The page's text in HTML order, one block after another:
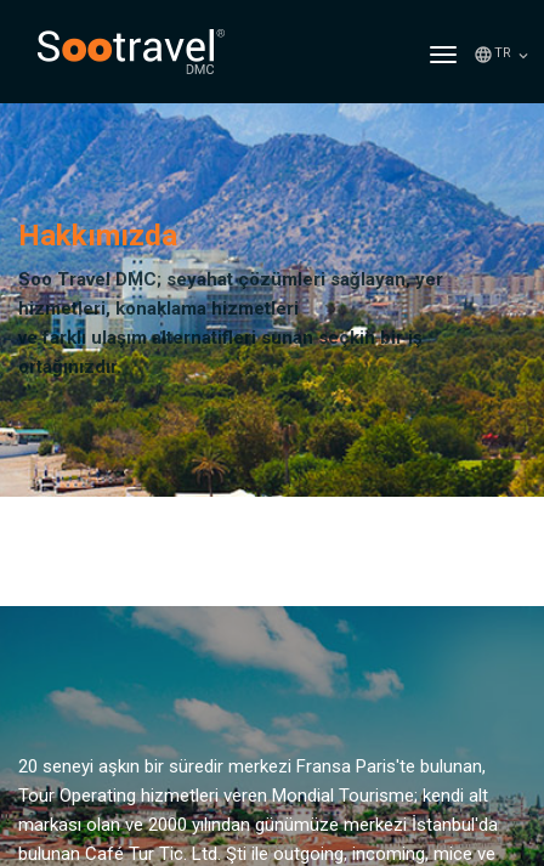
TR
Hakkımızda
Soo Travel DMC; seyahat çözümleri sağlayan, yer
hizmetleri, konaklama hizmetleri
ve farklı ulaşım alternatifleri sunan seçkin bir iş
ortağınızdır.
20 seneyi aşkın bir süredir merkezi Fransa Paris'te bulunan,
Tour Operating hizmetleri veren Mondial Tourisme; kendi alt
markası olan ve 2000 yılından günümüze merkezi İstanbul'da
bulunan Café Tur Tic. Ltd. Şti ile outgoing, incoming, mice ve